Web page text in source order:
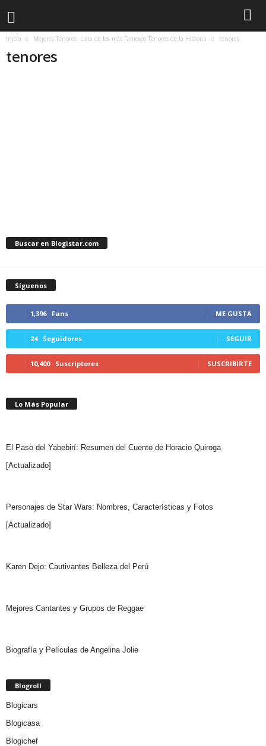
Inicio Mejores Tenores: Lista de los más Famosos Tenores de la Historia tenores
tenores
Buscar en Blogistar.com
Síguenos
1,396 Fans ME GUSTA
24 Seguidores SEGUIR
10,400 Suscriptores SUSCRIBIRTE
Lo Más Popular
El Paso del Yabebirí: Resumen del Cuento de Horacio Quiroga
[Actualizado]
Personajes de Star Wars: Nombres, Características y Fotos
[Actualizado]
Karen Dejo: Cautivantes Belleza del Perú
Mejores Cantantes y Grupos de Reggae
Biografía y Películas de Angelina Jolie
Blogroll
Blogicars
Blogicasa
Blogichef